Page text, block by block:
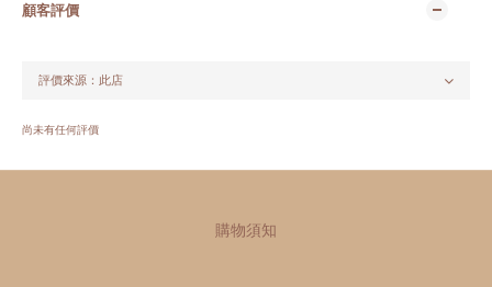
顧客評價
尚未有任何評價
購物須知